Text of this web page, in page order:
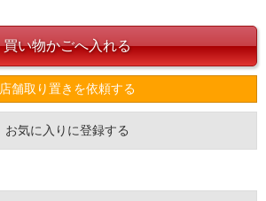
店舗取り置きを依頼する
お気に入りに登録する